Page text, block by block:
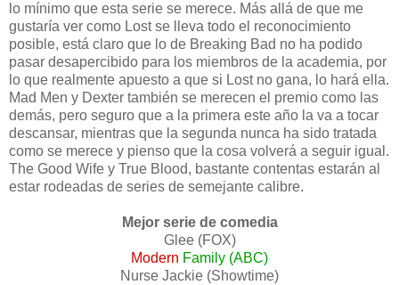
lo mínimo que esta serie se merece. Más allá de que me
gustaría ver como Lost se lleva todo el reconocimiento
posible, está claro que lo de Breaking Bad no ha podido
pasar desapercibido para los miembros de la academia, por
lo que realmente apuesto a que si Lost no gana, lo hará ella.
Mad Men y Dexter también se merecen el premio como las
demás, pero seguro que a la primera este año la va a tocar
descansar, mientras que la segunda nunca ha sido tratada
como se merece y pienso que la cosa volverá a seguir igual.
The Good Wife y True Blood, bastante contentas estarán al
estar rodeadas de series de semejante calibre.
Mejor serie de comedia
Glee (FOX)
Modern Family (ABC)
Nurse Jackie (Showtime)